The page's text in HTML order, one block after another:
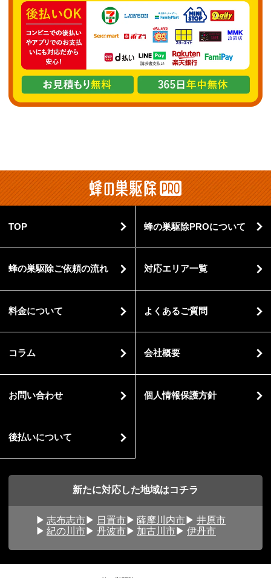
TOP 蜂の巣駆除PROについて
蜂の巣駆除ご依頼の流れ 対応エリア一覧
料金について よくあるご質問
コラム 会社概要
お問い合わせ 個人情報保護方針
後払いについて
新たに対応した地域はコチラ
志布志市 日置市 薩摩川内市
井原市
紀の川市
丹波市 加古川市 伊丹市